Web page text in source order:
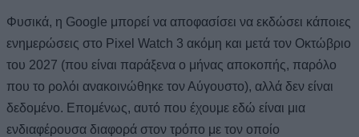
Φυσικά, η Google μπορεί να αποφασίσει να εκδώσει κάποιες
ενημερώσεις στο Pixel Watch 3 ακόμη και μετά τον Οκτώβριο
του 2027 (που είναι παράξενα ο μήνας αποκοπής, παρόλο
που το ρολόι ανακοινώθηκε τον Αύγουστο), αλλά δεν είναι
δεδομένο. Επομένως, αυτό που έχουμε εδώ είναι μια
ενδιαφέρουσα διαφορά στον τρόπο με τον οποίο